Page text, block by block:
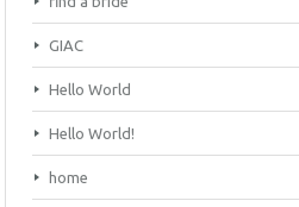
GIAC
Hello World
Hello World!
home